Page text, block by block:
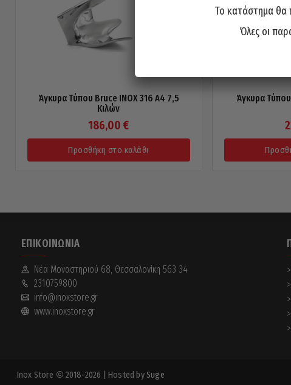
Άγκυρα Τύπου Bruce INOX 316 A4 7,5
Κιλών
186,00 €
Προσθήκη στο καλάθι
Άγκυρα
ΕΠΙΚΟΙΝΩΝΊΑ
Νέα Mοναστηριού 68, Θεσσαλονίκη 563 34
2310759800
info@inoxstore.gr
www.inoxstore.gr
Inox Store 2018-2026 | Hosted bySuge
Το κατάστημα θα
Όλες οι